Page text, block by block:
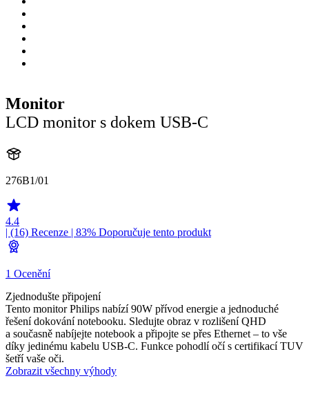
Monitor
LCD monitor s dokem USB-C
276B1/01
4.4
| (16) Recenze | 83% Doporučuje tento produkt
1 Ocenění
Zjednodušte připojení
Tento monitor Philips nabízí 90W přívod energie a jednoduché
řešení dokování notebooku. Sledujte obraz v rozlišení QHD
a současně nabíjejte notebook a připojte se přes Ethernet – to vše
díky jedinému kabelu USB-C. Funkce pohodlí očí s certifikací TUV
šetří vaše oči.
Zobrazit všechny výhody